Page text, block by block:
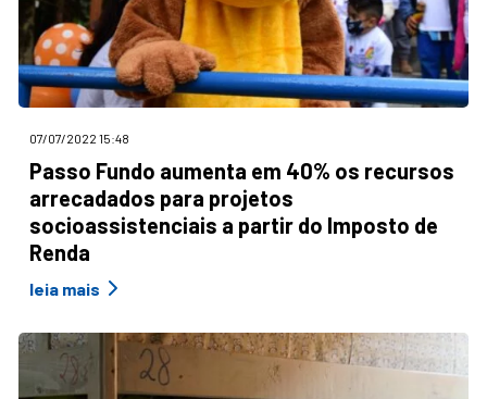
07/07/2022 15:48
Passo Fundo aumenta em 40% os recursos
arrecadados para projetos
socioassistenciais a partir do Imposto de
Renda
leia mais